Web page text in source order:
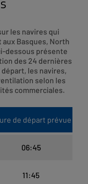
les navires qui
Basques, North
dessous présente
des 24 dernières
les navires,
selon les
commerciales.
de départ prévue
06:45
11:45